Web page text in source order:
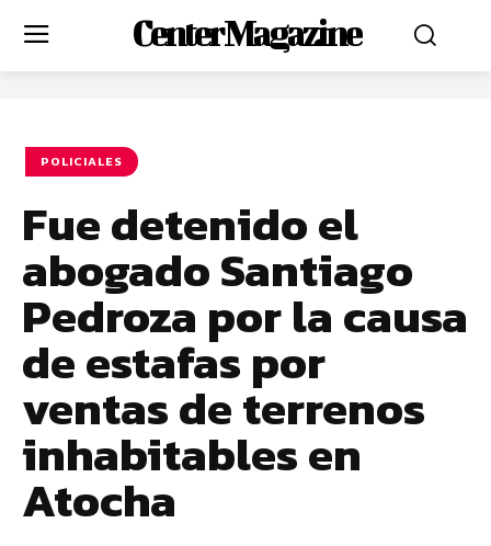
Center Magazine
POLICIALES
Fue detenido el
abogado Santiago
Pedroza por la causa
de estafas por
ventas de terrenos
inhabitables en
Atocha